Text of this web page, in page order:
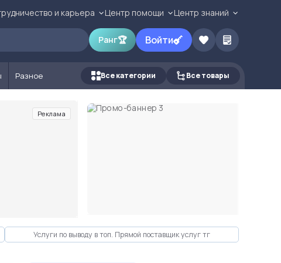
и карьера Центр помощи Центр знаний
Ранг🏆 Войти
Разное Все категории Все товары
Реклама
Услуги по выводу в топ. Прямой поставщик услуг тг